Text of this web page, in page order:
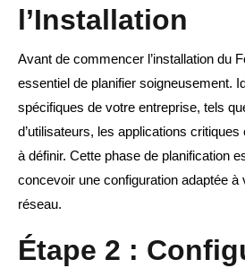
l’Installation
Avant de commencer l’installation du
essentiel de planifier soigneusement.
spécifiques de votre entreprise, tels
d’utilisateurs, les applications
à définir. Cette phase de planification
concevoir une configuration adaptée à
réseau.
Étape 2 :